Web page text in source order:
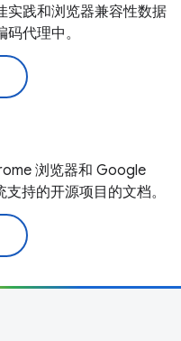
实践和浏览器兼容性数据
代理中。
浏览器和 Google
持的开源项目的文档。